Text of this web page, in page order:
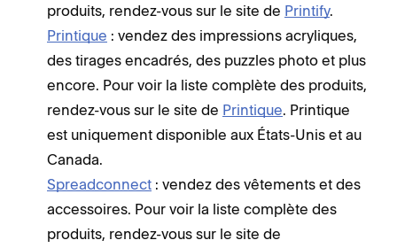
produits, rendez-vous sur le site de Printify.
Printique : vendez des impressions acryliques,
des tirages encadrés, des puzzles photo et plus
encore. Pour voir la liste complète des produits,
rendez-vous sur le site de Printique. Printique
est uniquement disponible aux États-Unis et au
Canada.
Spreadconnect : vendez des vêtements et des
accessoires. Pour voir la liste complète des
produits, rendez-vous sur le site de